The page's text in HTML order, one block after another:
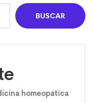
BUSCAR
homeopática